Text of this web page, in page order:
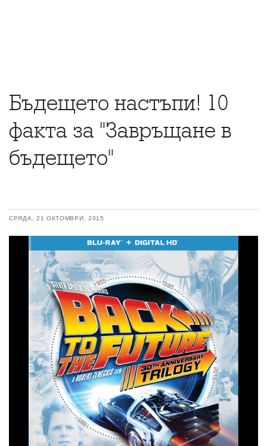
Бъдещето настъпи! 10
факта за "Завръщане в
бъдещето"
СРЯДА, 21 ОКТОМВРИ, 2015